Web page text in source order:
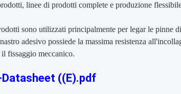
linee di prodotti complete e produzione
sono utilizzati principalmente per legar le pinne
adesivo possiede la massima resistenza
fissaggio meccanico.
((E).pdf